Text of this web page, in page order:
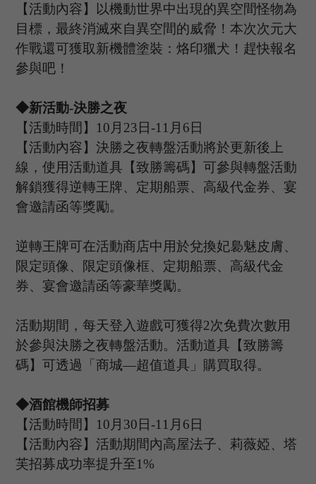
【活動內容】以機動世界中出現的異空間怪物為
目標，最終消滅來自異空間的威脅！本次次元大
作戰還可獲取新機體塗裝：烙印獵犬 ！趕快報名
參與吧！
◆新活動-決勝之夜
【活動時間】 10 月 23日-11 月 6日
【活動內容】決勝之夜轉盤活動將於更新後上
線，使用活動道具【致勝籌碼】可參與轉盤活動
解鎖獲得逆轉王牌、定期船票、高級代金券、宴
會邀請函等獎勵。
逆轉王牌可在活動商店中用於兌換妃裊魅皮膚、
限定頭像、限定頭像框、定期船票、高級代金
券、宴會邀請函等豪華獎勵。
活動期間，每天登入遊戲可獲得2次免費次數用
於參與決勝之夜轉盤活動。活動道具【致勝籌
碼】可透過「商城—超值道具」購買取得。
◆酒館機師招募
【活動時間】 10 月 30日-11 月 6日
【活動內容】活動期間內高屋法子、莉薇婭、塔
芙招募成功率提升至1%